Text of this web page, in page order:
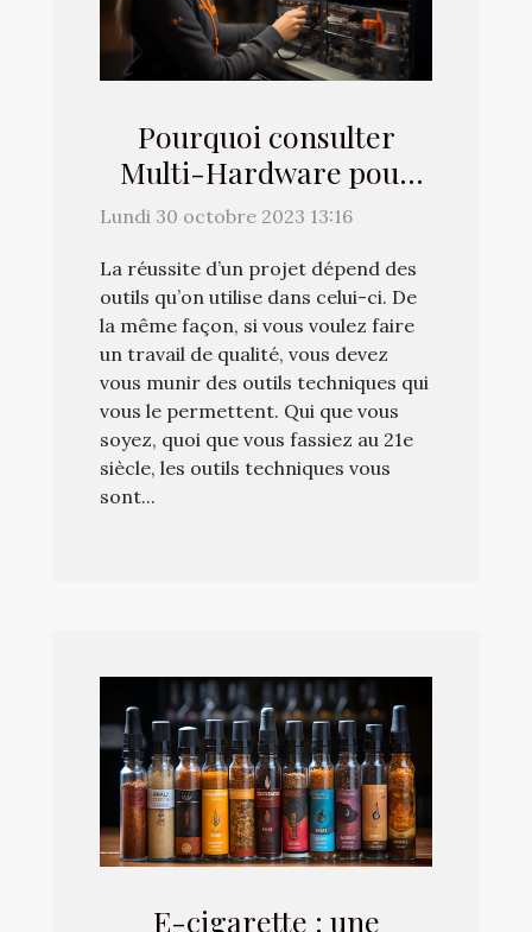
Pourquoi consulter
Multi-Hardware pour
vos achats de matériels
Lundi 30 octobre 2023 13:16
La réussite d’un projet dépend des
outils qu’on utilise dans celui-ci. De
la même façon, si vous voulez faire
un travail de qualité, vous devez
vous munir des outils techniques qui
vous le permettent. Qui que vous
soyez, quoi que vous fassiez au 21e
siècle, les outils techniques vous
sont...
E-cigarette : une